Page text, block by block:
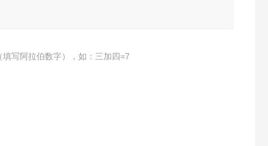
写阿拉伯数字），如：三加四=7